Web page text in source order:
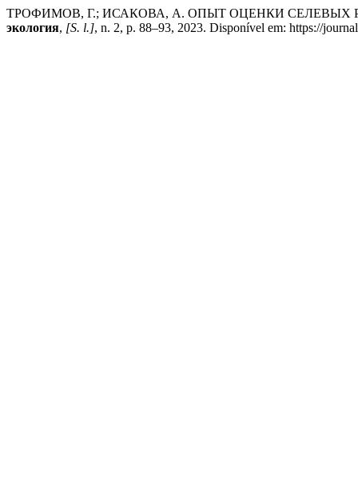
ТРОФИМОВ, Г.; ИСАКОВА, А. ОПЫТ ОЦЕНКИ
экология, [S. l.], n. 2, p. 88–93, 2023. Disponível em: https://